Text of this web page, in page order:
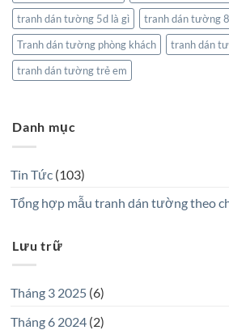
tranh dán tường 5d là gì
tranh dán tường
Tranh dán tường phòng khách
tranh dán
tranh dán tường trẻ em
Danh mục
Tin Tức(103)
Tổng hợp mẫu tranh dán tường theo
Lưu trữ
Tháng 3 2025(6)
Tháng 6 2024(2)